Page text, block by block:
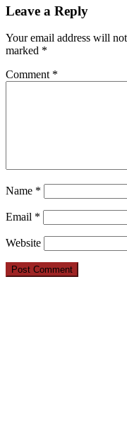
Leave a Reply
Your email address will
marked *
Comment *
Name *
Email *
Website